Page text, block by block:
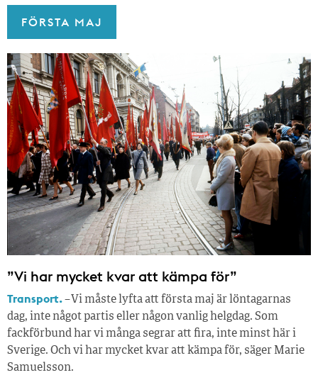
FÖRSTA MAJ
”Vi har mycket kvar att kämpa för”
Transport.– Vi måste lyfta att första maj är löntagarnas
dag, inte något partis eller någon vanlig helgdag. Som
fackförbund har vi många segrar att fira, inte minst här i
Sverige. Och vi har mycket kvar att kämpa för, säger Marie
Samuelsson.